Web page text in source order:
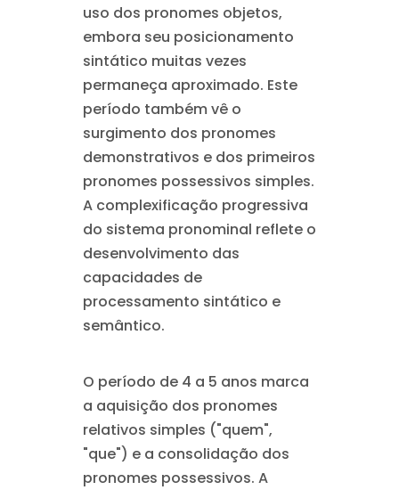
uso dos pronomes objetos,
embora seu posicionamento
sintático muitas vezes
permaneça aproximado. Este
período também vê o
surgimento dos pronomes
demonstrativos e dos primeiros
pronomes possessivos simples.
A complexificação progressiva
do sistema pronominal reflete o
desenvolvimento das
capacidades de
processamento sintático e
semântico.
O período de 4 a 5 anos marca
a aquisição dos pronomes
relativos simples ("quem",
"que") e a consolidação dos
pronomes possessivos. A